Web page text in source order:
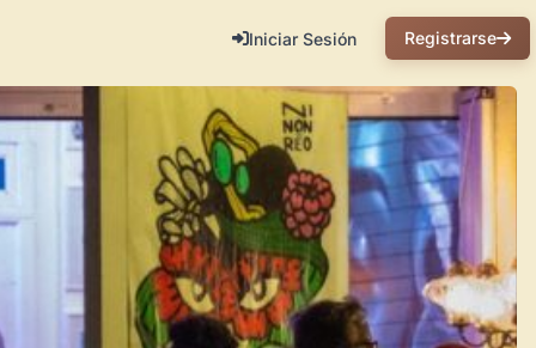
Iniciar Sesión Registrarse